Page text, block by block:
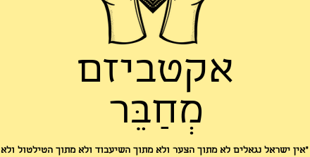
אקטביזם
מְחַבֵּר
"אין ישראל נגאלים לא מתוך הצער ולא מתוך השיעבוד ולא מתוך הטילטול ולא